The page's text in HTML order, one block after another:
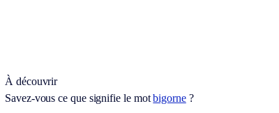
À découvrir
Savez-vous ce que signifie le motbigorne?